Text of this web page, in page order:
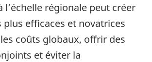
l’échelle régionale peut créer
plus efficaces et novatrices
coûts globaux, offrir des
et éviter la